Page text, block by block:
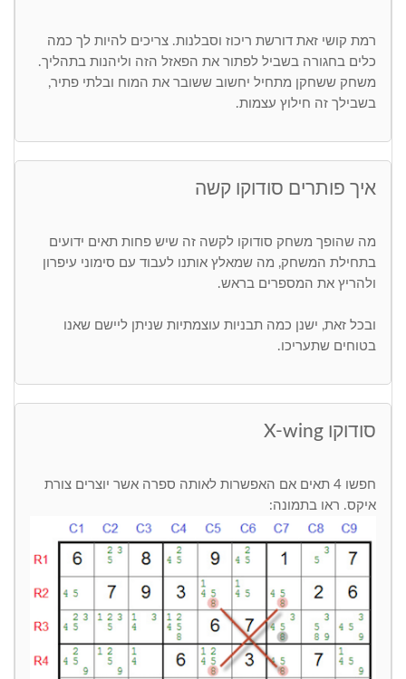
רמת קושי זאת דורשת ריכוז וסבלנות. צריכים להיות לך כמה
כלים בחגורה בשביל לפתור את הפאזל הזה וליהנות בתהליך.
משחק ששחקן מתחיל יחשוב ששובר את המוח ובלתי פתיר,
בשבילך זה חילוץ עצמות.
איך פותרים סודוקו קשה
מה שהופך משחק סודוקו לקשה זה שיש פחות תאים ידועים
בתחילת המשחק, מה שמאלץ אותנו לעבוד עם סימוני עיפרון
ולהריץ את המספרים בראש.
ובכל זאת, ישנן כמה תבניות עוצמתיות שניתן ליישם שאנו
בטוחים שתעריכו.
סודוקו X-wing
חפשו 4 תאים אם האפשרות לאותה ספרה אשר יוצרים צורת
איקס. ראו בתמונה: